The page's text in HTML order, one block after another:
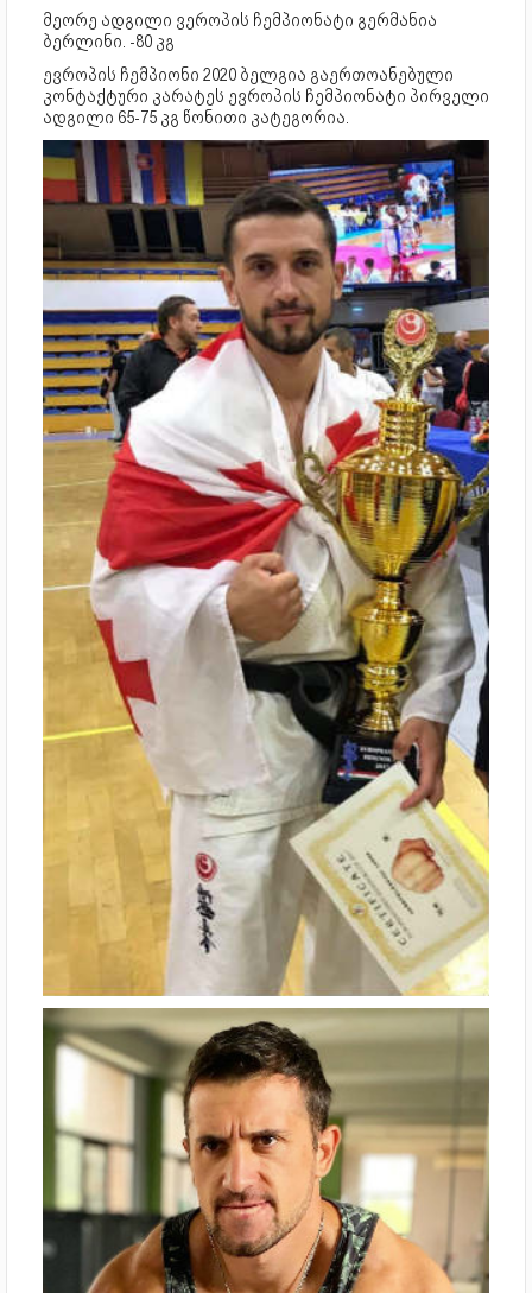
მეორე ადგილი ვეროპის ჩემპიონატი გერმანია
ბერლინი. -80 კგ
ევროპის ჩემპიონი 2020 ბელგია გაერთოანებული
კონტაქტური კარატეს ევროპის ჩემპიონატი პირველი
ადგილი 65-75 კგ წონითი კატეგორია.